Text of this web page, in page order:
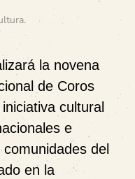
.
la novena
de Coros
cultural
e
del
en la